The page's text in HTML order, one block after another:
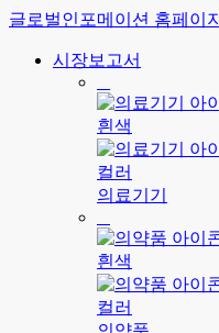
글로벌인포메이션 홈페이지
시장보고서
의료기기